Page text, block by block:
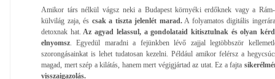
Amikor társ nélkül vágsz neki a Budapest környéki erdőknek vagy a
külvilág zaja, és csak a tiszta jelenlét marad.A folyamatos digitális
detoxnak hat. Az agyad lelassul, a gondolataid kitisztulnak és olyan
elnyomsz . Egyedül maradni a fejünkben lévő zajjal legtöbbször
szorongásainkat is lehet tudatosan kezelni. Például amikor felérsz a
magad, mert szép a kilátás, hanem mert végigjártad az utat. Ez a fajta
visszaigazolás.